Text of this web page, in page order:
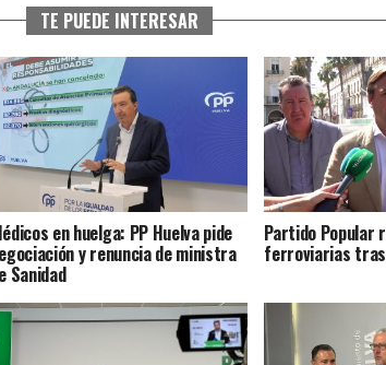
TE PUEDE INTERESAR
en huelga: PP Huelva pide
y renuncia de ministra
Sanidad
Partido Popular
ferroviarias tras